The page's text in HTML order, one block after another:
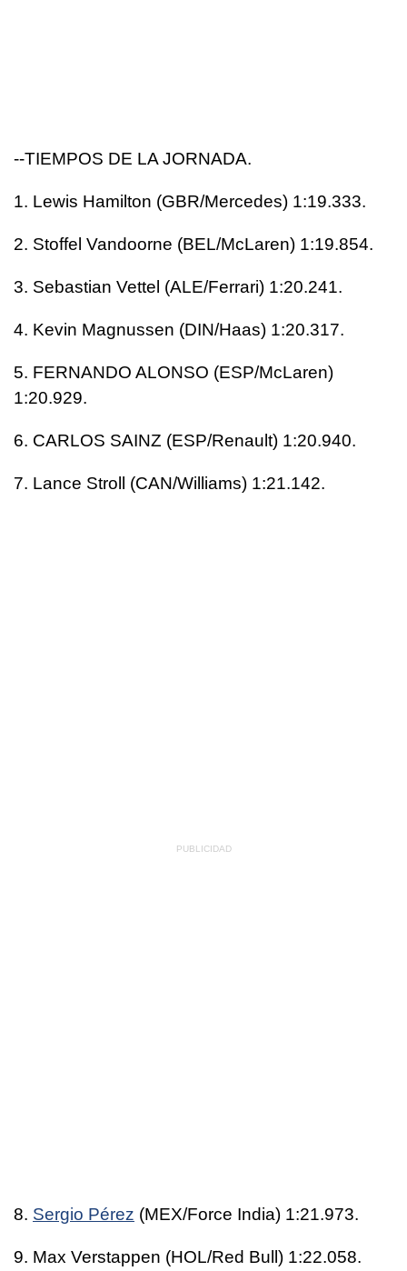
--TIEMPOS DE LA JORNADA.
1. Lewis Hamilton (GBR/Mercedes) 1:19.333.
2. Stoffel Vandoorne (BEL/McLaren) 1:19.854.
3. Sebastian Vettel (ALE/Ferrari) 1:20.241.
4. Kevin Magnussen (DIN/Haas) 1:20.317.
5. FERNANDO ALONSO (ESP/McLaren)
1:20.929.
6. CARLOS SAINZ (ESP/Renault) 1:20.940.
7. Lance Stroll (CAN/Williams) 1:21.142.
8. Sergio Pérez (MEX/Force India) 1:21.973.
9. Max Verstappen (HOL/Red Bull) 1:22.058.